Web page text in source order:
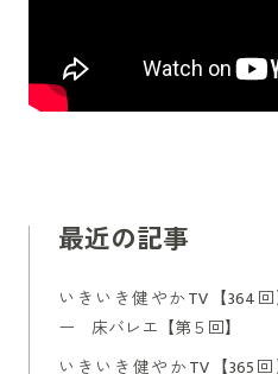
最近の記事
いきいき健やかTV【364
ー 床バレエ【第５回】
いきいき健やかTV【365